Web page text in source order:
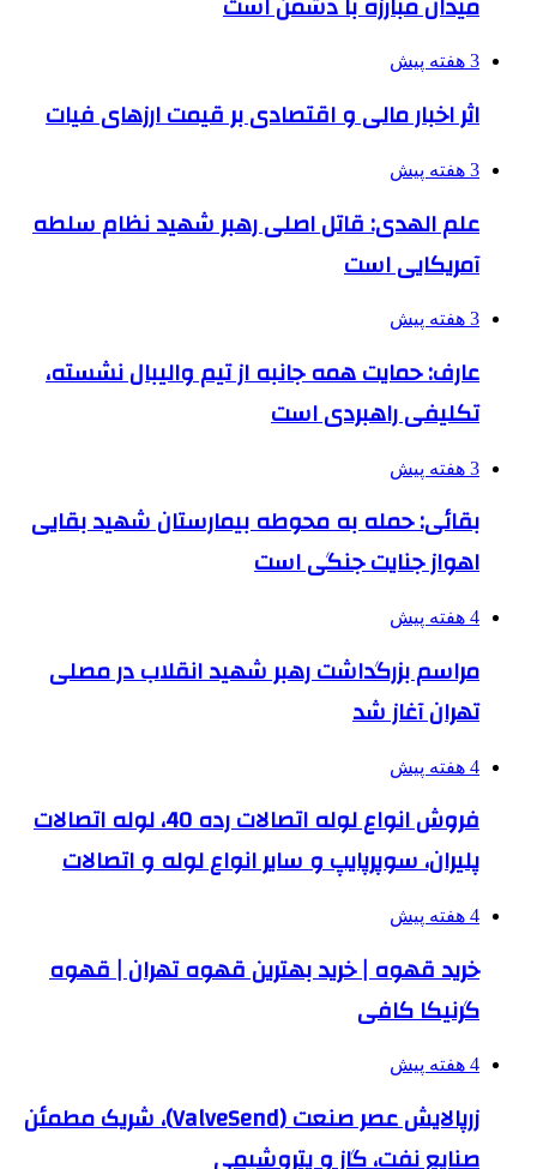
3 هفته پیش
اثر اخبار مالی و اقتصادی بر قیمت ارزهای فیات
3 هفته پیش
علم الهدی: قاتل اصلی رهبر شهید نظام سلطه
آمریکایی است
3 هفته پیش
عارف: حمایت همه جانبه از تیم والیبال نشسته،
تکلیفی راهبردی است
3 هفته پیش
بقائی: حمله به محوطه بیمارستان شهید بقایی
اهواز جنایت جنگی است
4 هفته پیش
مراسم بزرگداشت رهبر شهید انقلاب در مصلی
تهران آغاز شد
4 هفته پیش
فروش انواع لوله اتصالات رده 40، لوله اتصالات
پلیران، سوپرپایپ و سایر انواع لوله و اتصالات
4 هفته پیش
خرید قهوه | خرید بهترین قهوه تهران | قهوه
گرنیکا کافی
4 هفته پیش
زرپالایش عصر صنعت (ValveSend)، شریک مطمئن
صنایع نفت، گاز و پتروشیمی